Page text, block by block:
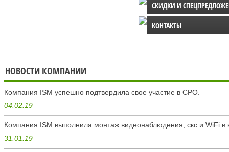
СКИДКИ И
КОНТАКТЫ
НОВОСТИ КОМПАНИИ
Компания ISM успешно подтвердила свое участие в СРО.
04.02.19
Компания ISM выполнила монтаж видеонаблюдения, скс и WiFi
31.01.19